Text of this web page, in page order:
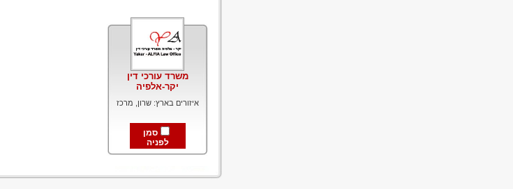
משרד עורכי דין
יקר-אלפיה
איזורים בארץ: שרון, מרכז
סמן
לפניה